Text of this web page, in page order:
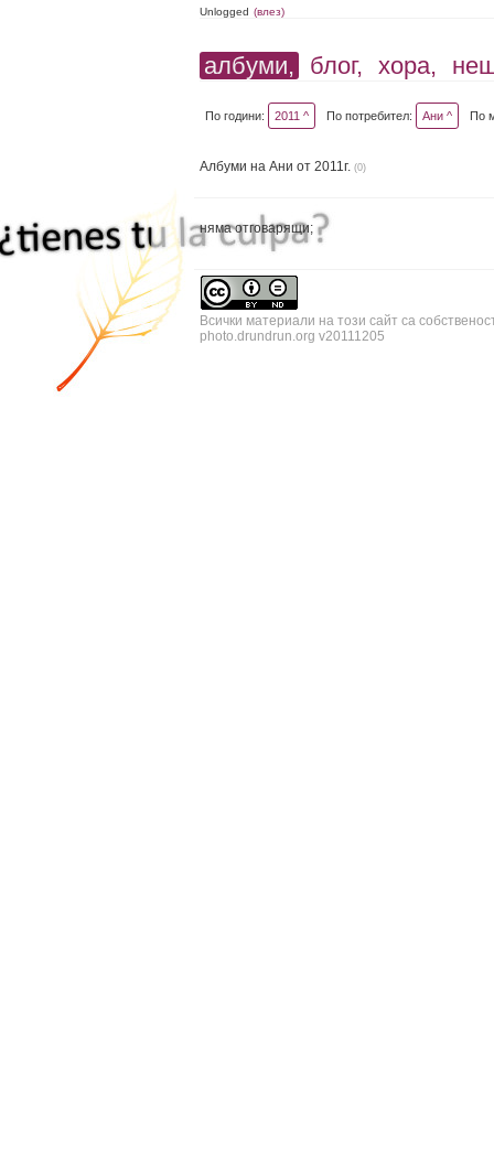
Unlogged (влез)
албуми, блог, хора,
По години: 2011 ^ По потребител: Ани ^ По
Албуми на Ани от 2011г. (0)
няма отговарящи;
Всички материали на този сайт са
photo.drundrun.org v20111205